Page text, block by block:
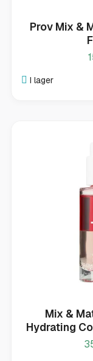
Prov Mix &
I lager
Mix &
Hydrating